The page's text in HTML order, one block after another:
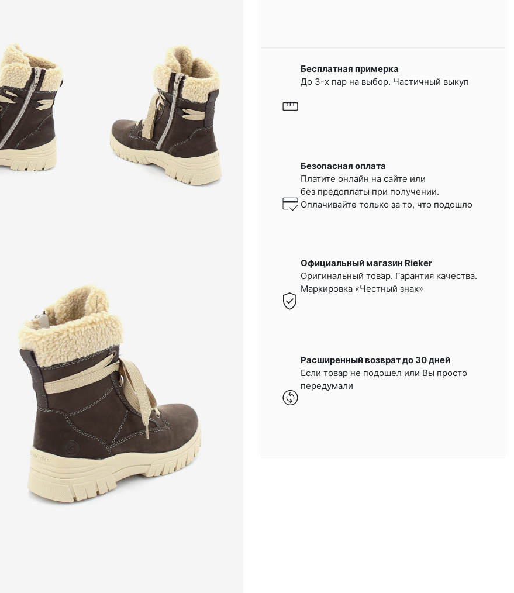
Бесплатная примерка
До 3-х пар на выбор. Частичный выкуп
Безопасная оплата
Платите онлайн на сайте или
без предоплаты при получении.
Оплачивайте только за то, что подошло
Официальный магазин Rieker
Оригинальный товар. Гарантия качества.
Маркировка «Честный знак»
Расширенный возврат до 30 дней
Если товар не подошел или Вы просто
передумали